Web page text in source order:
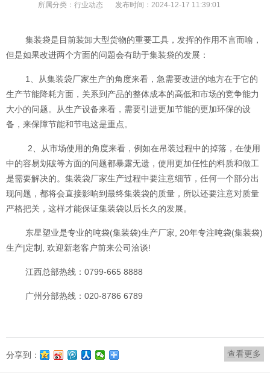
所属分类： 行业动态 发布时间： 2024-12-17 11:39:01
集装袋是目前装卸大型货物的重要工具，发挥的作用不言而喻，
但是如果改进两个方面的问题会有助于集装袋的发展：
1、从集装袋厂家生产的角度来看，急需要改进的地方在于它的
生产节能降耗方面，关系到产品的整体成本的高低和市场的竞争能力
大小的问题。从生产设备来看，需要引进更加节能的更加环保的设
备，来保障节能和节电这是重点。
2、从市场使用的角度来看，例如在吊装过程中的掉落，在使用
中的容易划破等方面的问题都暴露无遗，使用更加任性的料质和做工
是需要解决的。集装袋厂家生产过程中要注意细节，任何一个部分出
现问题，都将会直接影响到最终集装袋的质量，所以还要注意对质量
严格把关，这样才能保证集装袋以后长久的发展。
东星塑业是专业的吨袋(集装袋)生产厂家, 20年专注吨袋(集装袋)
生产|定制, 欢迎新老客户前来公司洽谈!
江西总部热线：0799-665 8888
广州分部热线：020-8786 6789
查看更多
分享到：